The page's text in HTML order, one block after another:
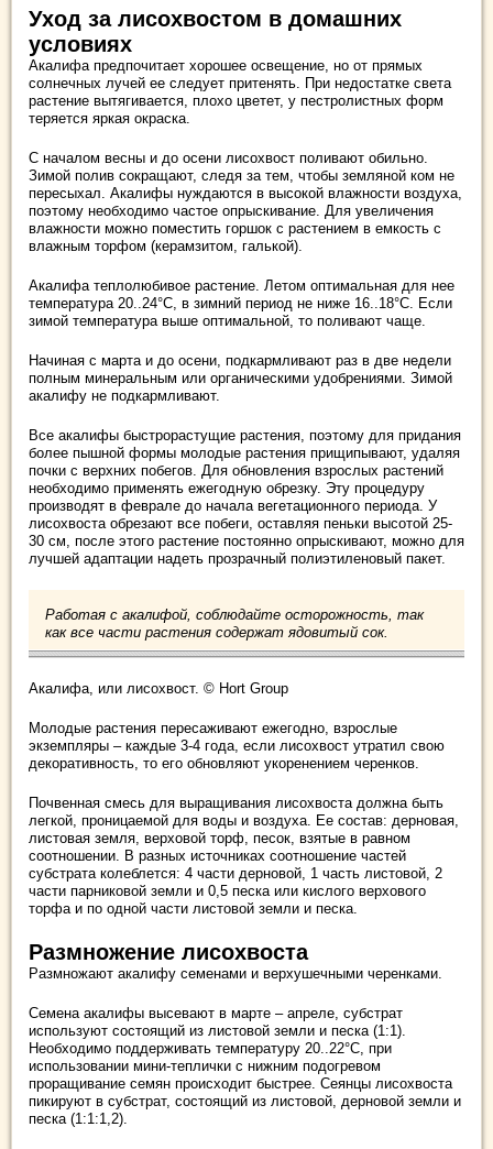
Уход за лисохвостом в домашних
условиях
Акалифа предпочитает хорошее освещение, но от прямых
солнечных лучей ее следует притенять. При недостатке света
растение вытягивается, плохо цветет, у пестролистных форм
теряется яркая окраска.
С началом весны и до осени лисохвост поливают обильно.
Зимой полив сокращают, следя за тем, чтобы земляной ком не
пересыхал. Акалифы нуждаются в высокой влажности воздуха,
поэтому необходимо частое опрыскивание. Для увеличения
влажности можно поместить горшок с растением в емкость с
влажным торфом (керамзитом, галькой).
Акалифа теплолюбивое растение. Летом оптимальная для нее
температура 20..24°С, в зимний период не ниже 16..18°С. Если
зимой температура выше оптимальной, то поливают чаще.
Начиная с марта и до осени, подкармливают раз в две недели
полным минеральным или органическими удобрениями. Зимой
акалифу не подкармливают.
Все акалифы быстрорастущие растения, поэтому для придания
более пышной формы молодые растения прищипывают, удаляя
почки с верхних побегов. Для обновления взрослых растений
необходимо применять ежегодную обрезку. Эту процедуру
производят в феврале до начала вегетационного периода. У
лисохвоста обрезают все побеги, оставляя пеньки высотой 25-
30 см, после этого растение постоянно опрыскивают, можно для
лучшей адаптации надеть прозрачный полиэтиленовый пакет.
Работая с акалифой, соблюдайте осторожность, так
как все части растения содержат ядовитый сок.
Акалифа, или лисохвост. © Hort Group
Молодые растения пересаживают ежегодно, взрослые
экземпляры – каждые 3-4 года, если лисохвост утратил свою
декоративность, то его обновляют укоренением черенков.
Почвенная смесь для выращивания лисохвоста должна быть
легкой, проницаемой для воды и воздуха. Ее состав: дерновая,
листовая земля, верховой торф, песок, взятые в равном
соотношении. В разных источниках соотношение частей
субстрата колеблется: 4 части дерновой, 1 часть листовой, 2
части парниковой земли и 0,5 песка или кислого верхового
торфа и по одной части листовой земли и песка.
Размножение лисохвоста
Размножают акалифу семенами и верхушечными черенками.
Семена акалифы высевают в марте – апреле, субстрат
используют состоящий из листовой земли и песка (1:1).
Необходимо поддерживать температуру 20..22°C, при
использовании мини-теплички с нижним подогревом
проращивание семян происходит быстрее. Сеянцы лисохвоста
пикируют в субстрат, состоящий из листовой, дерновой земли и
песка (1:1:1,2).